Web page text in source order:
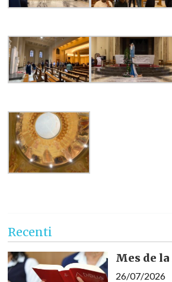
Recenti
Mes de
26/07/2026